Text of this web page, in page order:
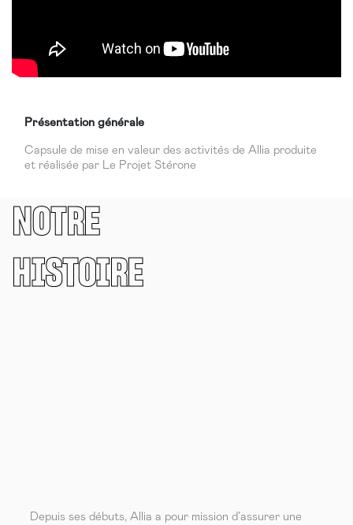
Présentation générale
Capsule de mise en valeur des activités de Allia produite
et réalisée par Le Projet Stérone
NOTRE
HISTOIRE
Depuis ses débuts, Allia a pour mission d’assurer une